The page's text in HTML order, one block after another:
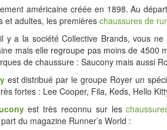
américaine créée en 1898. Au
et adultes, les premières chaussures de
y a la société Collective Brands, vous ne
mais elle regroupe pas moins de 4500
de chaussure : Saucony mais aussi
est distribué par le groupe Royer un
fortes : Lee Cooper, Fila, Keds, Hello
est très reconnu sur les
du magazine Runner’s World :